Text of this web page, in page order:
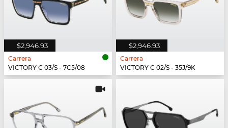
$2,946.93
Carrera
VICTORY C 03/S - 7C5/08
$2,946.93
Carrera
VICTORY C 02/S - 35J/9K